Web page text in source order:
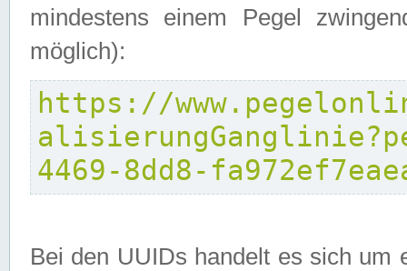
mindestens einem Pegel
möglich):
https://
4469-8dd8-
Bei den UUIDs handelt es sich um